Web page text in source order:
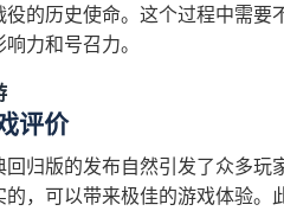
役的历史使命。这个过程中需要
响力和号召力。
评价
回归版的发布自然引发了众多玩
的，可以带来极佳的游戏体验。